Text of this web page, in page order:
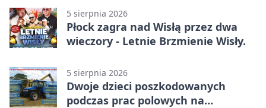
5 sierpnia 2026
Płock zagra nad Wisłą przez dwa
wieczory - Letnie Brzmienie Wisły.
5 sierpnia 2026
Dwoje dzieci poszkodowanych
podczas prac polowych na